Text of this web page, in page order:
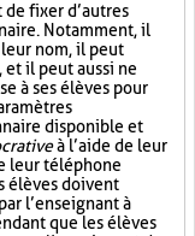
de fixer d’autres
Notamment, il
leur nom, il peut
il peut aussi ne
à ses élèves pour
disponible et
à l’aide de leur
leur téléphone
élèves doivent
l’enseignant à
que les élèves